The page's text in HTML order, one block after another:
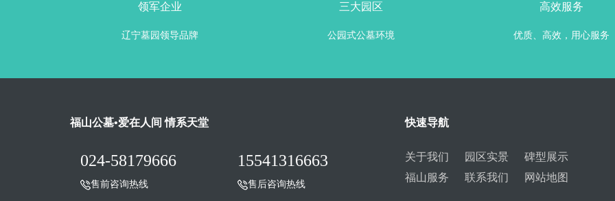
领军企业
辽宁墓园领导品牌
三大园区
公园式公墓环境
高效服务
优质、高效，用心服务
福山公墓•爱在人间 情系天堂
024-58179666
售前咨询热线
15541316663
售后咨询热线
快速导航
关于我们 园区实景
碑型展示
福山服务
联系我们 网站地图